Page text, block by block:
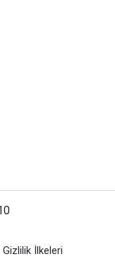
Gizlilik İlkeleri